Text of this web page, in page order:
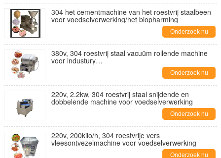
304 het cementmachine van het roestvrij staalbeen
voor voedselverwerking/het biopharming
Onderzoek nu
380v, 304 roestvrij staal vacuüm rollende machine
voor industury
voedselverwerking/biogeneeskunde/natuurlijke
Onderzoek nu
220v, 2.2kw, 304 roestvrij staal snijdende en
dobbelende machine voor voedselverwerking
Onderzoek nu
220v, 200kilo/h, 304 roestvrije vers
vleesontvezelmachine voor voedselverwerking
Onderzoek nu